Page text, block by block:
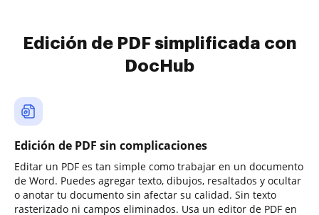
Edición de PDF simplificada con
DocHub
Edición de PDF sin complicaciones
Editar un PDF es tan simple como trabajar en un documento
de Word. Puedes agregar texto, dibujos, resaltados y ocultar
o anotar tu documento sin afectar su calidad. Sin texto
rasterizado ni campos eliminados. Usa un editor de PDF en